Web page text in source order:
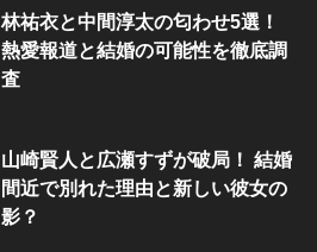
林祐衣と中間淳太の匂わせ5選！
熱愛報道と結婚の可能性を徹底調
査
山崎賢人と広瀬すずが破局！ 結婚
間近で別れた理由と新しい彼女の
影？